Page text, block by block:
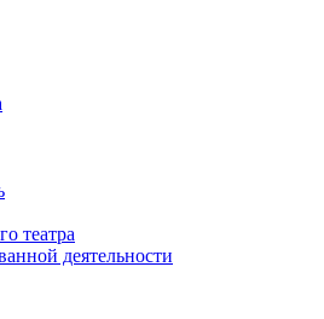
театра
деятельности